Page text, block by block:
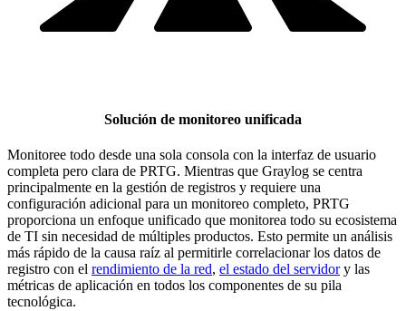
Solución de monitoreo unificada
Monitoree todo desde una sola consola con la interfaz de usuario
completa pero clara de PRTG. Mientras que Graylog se centra
principalmente en la gestión de registros y requiere una
configuración adicional para un monitoreo completo, PRTG
proporciona un enfoque unificado que monitorea todo su ecosistema
de TI sin necesidad de múltiples productos. Esto permite un análisis
más rápido de la causa raíz al permitirle correlacionar los datos de
registro con el rendimiento de la red, el estado del servidory las
métricas de aplicación en todos los componentes de su pila
tecnológica.